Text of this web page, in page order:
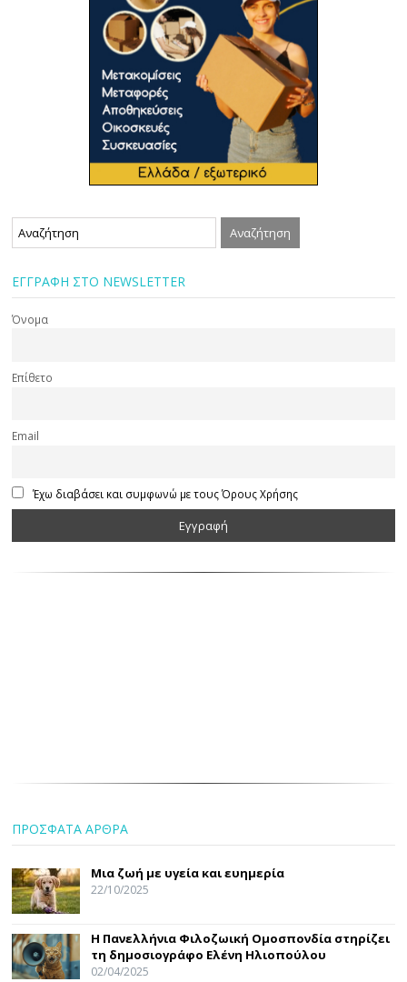
ΕΓΓΡΑΦΗ ΣΤΟ NEWSLETTER
Όνομα
Επίθετο
Email
Έχω διαβάσει και συμφωνώ με τους Όρους Χρήσης
ΠΡΟΣΦΑΤΑ ΑΡΘΡΑ
Μια ζωή με υγεία και ευημερία
22/10/2025
Η Πανελλήνια Φιλοζωική Ομοσπονδία στηρίζει
τη δημοσιογράφο Ελένη Ηλιοπούλου
02/04/2025